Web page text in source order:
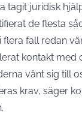
tagit juridisk
de flesta
flera fall redan
kontakt med
vänt sig till
krav, säger